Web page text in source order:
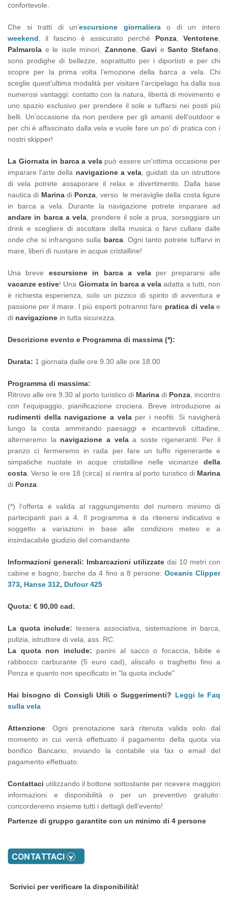
confortevole.
Che si tratti di un’escursione giornalierao di un intero
weekend , il fascino è assicurato perché Ponza,Ventotene
Palmarola e le isole minori, Zannone,Gavi eSanto Stefano
sono prodighe di bellezze, soprattutto per i diportisti e per chi
scopre per la prima volta l’emozione della barca a vela. Chi
sceglie quest’ultima modalità per visitare l’arcipelago ha dalla sua
numerosi vantaggi: contatto con la natura, libertà di movimento e
uno spazio esclusivo per prendere il sole e tuffarsi nei posti più
belli. Un’occasione da non perdere per gli amanti dell’outdoor e
per chi è affascinato dalla vela e vuole fare un po’ di pratica con i
nostri skipper!
La Giornata in barca a velapuò essere un'ottima occasione per
imparare l'arte della navigazione a vela , guidati da un istruttore
di vela potrete assaporare il relax e divertimento. Dalla base
nautica di Marinadi Ponza , verso le meraviglie della costa ligure
in barca a vela.
Durante la navigazione potrete imparare ad
andare in barca a vela , prendere il sole a prua, sorseggiare un
drink e scegliere di ascoltare della musica o farvi cullare dalle
onde che si infrangono sulla barca. Ogni tanto potrete tuffarvi in
mare, liberi di nuotare in acque cristalline!
Una breve escursione in barca a velaper prepararsi alle
vacanze estive! Una Giornata in barca a velaadatta a tutti, non
è richiesta esperienza, solo un pizzico di spirito di avventura e
passione per il mare. I più esperti potranno fare pratica di velae
di navigazione in tutta sicurezza.
Descrizione evento e Programma di massima (*):
Durata: 1 giornata dalle ore 9.30 alle ore 18.00
Programma di massima:
Ritrovo alle ore 9.30 al porto turistico di Marina di Ponza , incontro
con l'equipaggio, pianificazione crociera. Breve introduzione ai
rudimenti della navigazione a velaper i neofiti. Si navigherà
lungo la costa ammirando paesaggi e incantevoli cittadine,
alterneremo la navigazione a velaa soste rigeneranti. Per il
pranzo ci fermeremo in rada per fare un tuffo rigenerante e
simpatiche nuotate in acque cristalline nelle vicinanze della
costa . Verso le ore 18 (circa) si rientra al porto turistico di Marina
di Ponza
(*) l’offerta è valida al raggiungimento del numero minimo di
partecipanti pari a 4. Il programma è da ritenersi indicativo e
soggetto a variazioni in base alle condizioni meteo e a
insindacabile giudizio del comandante.
Informazioni generali: Imbarcazioni utilizzate dai 10 metri con
cabine e bagno, barche da 4 fino a 8 persone: Oceanis Clipper
373, Hanse 312, Dufour 425
Quota: € 90,00 cad.
La quota include: tessera associativa, sistemazione in barca,
pulizia, istruttore di vela, ass. RC.
La quota non include: panini al sacco o focaccia, bibite e
rabbocco carburante (5 euro cad), aliscafo o traghetto fino a
Ponza e quanto non specificato in "la quota include"
Hai bisogno di Consigli Utili o Suggerimenti? Leggi le Faq
sulla vela
Attenzione: Ogni prenotazione sarà ritenuta valida solo dal
momento in cui verrà effettuato il pagamento della quota via
bonifico Bancario, inviando la contabile via fax o email del
pagamento effettuato.
Contattaci utilizzando il bottone sottostante per ricevere maggiori
informazioni e disponibilità o per un preventivo gratuito:
concorderemo insieme tutti i dettagli dell’evento!
Partenze di gruppo garantite con un minimo di 4 persone
Scrivici per verificare la disponibilità!